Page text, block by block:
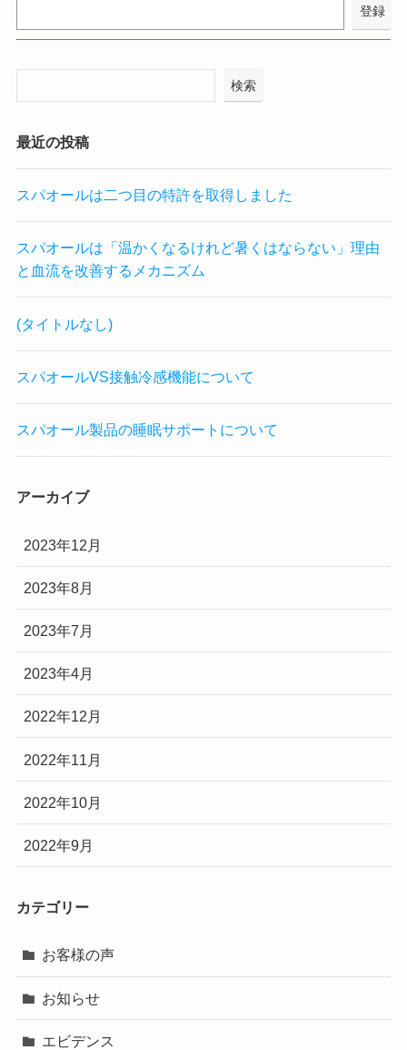
検索
最近の投稿
スパオールは二つ目の特許を取得しました
スパオールは「温かくなるけれど暑くはならない」理由
と血流を改善するメカニズム
(タイトルなし)
スパオールVS接触冷感機能について
スパオール製品の睡眠サポートについて
アーカイブ
2023年12月
2023年8月
2023年7月
2023年4月
2022年12月
2022年11月
2022年10月
2022年9月
カテゴリー
お客様の声
お知らせ
エビデンス